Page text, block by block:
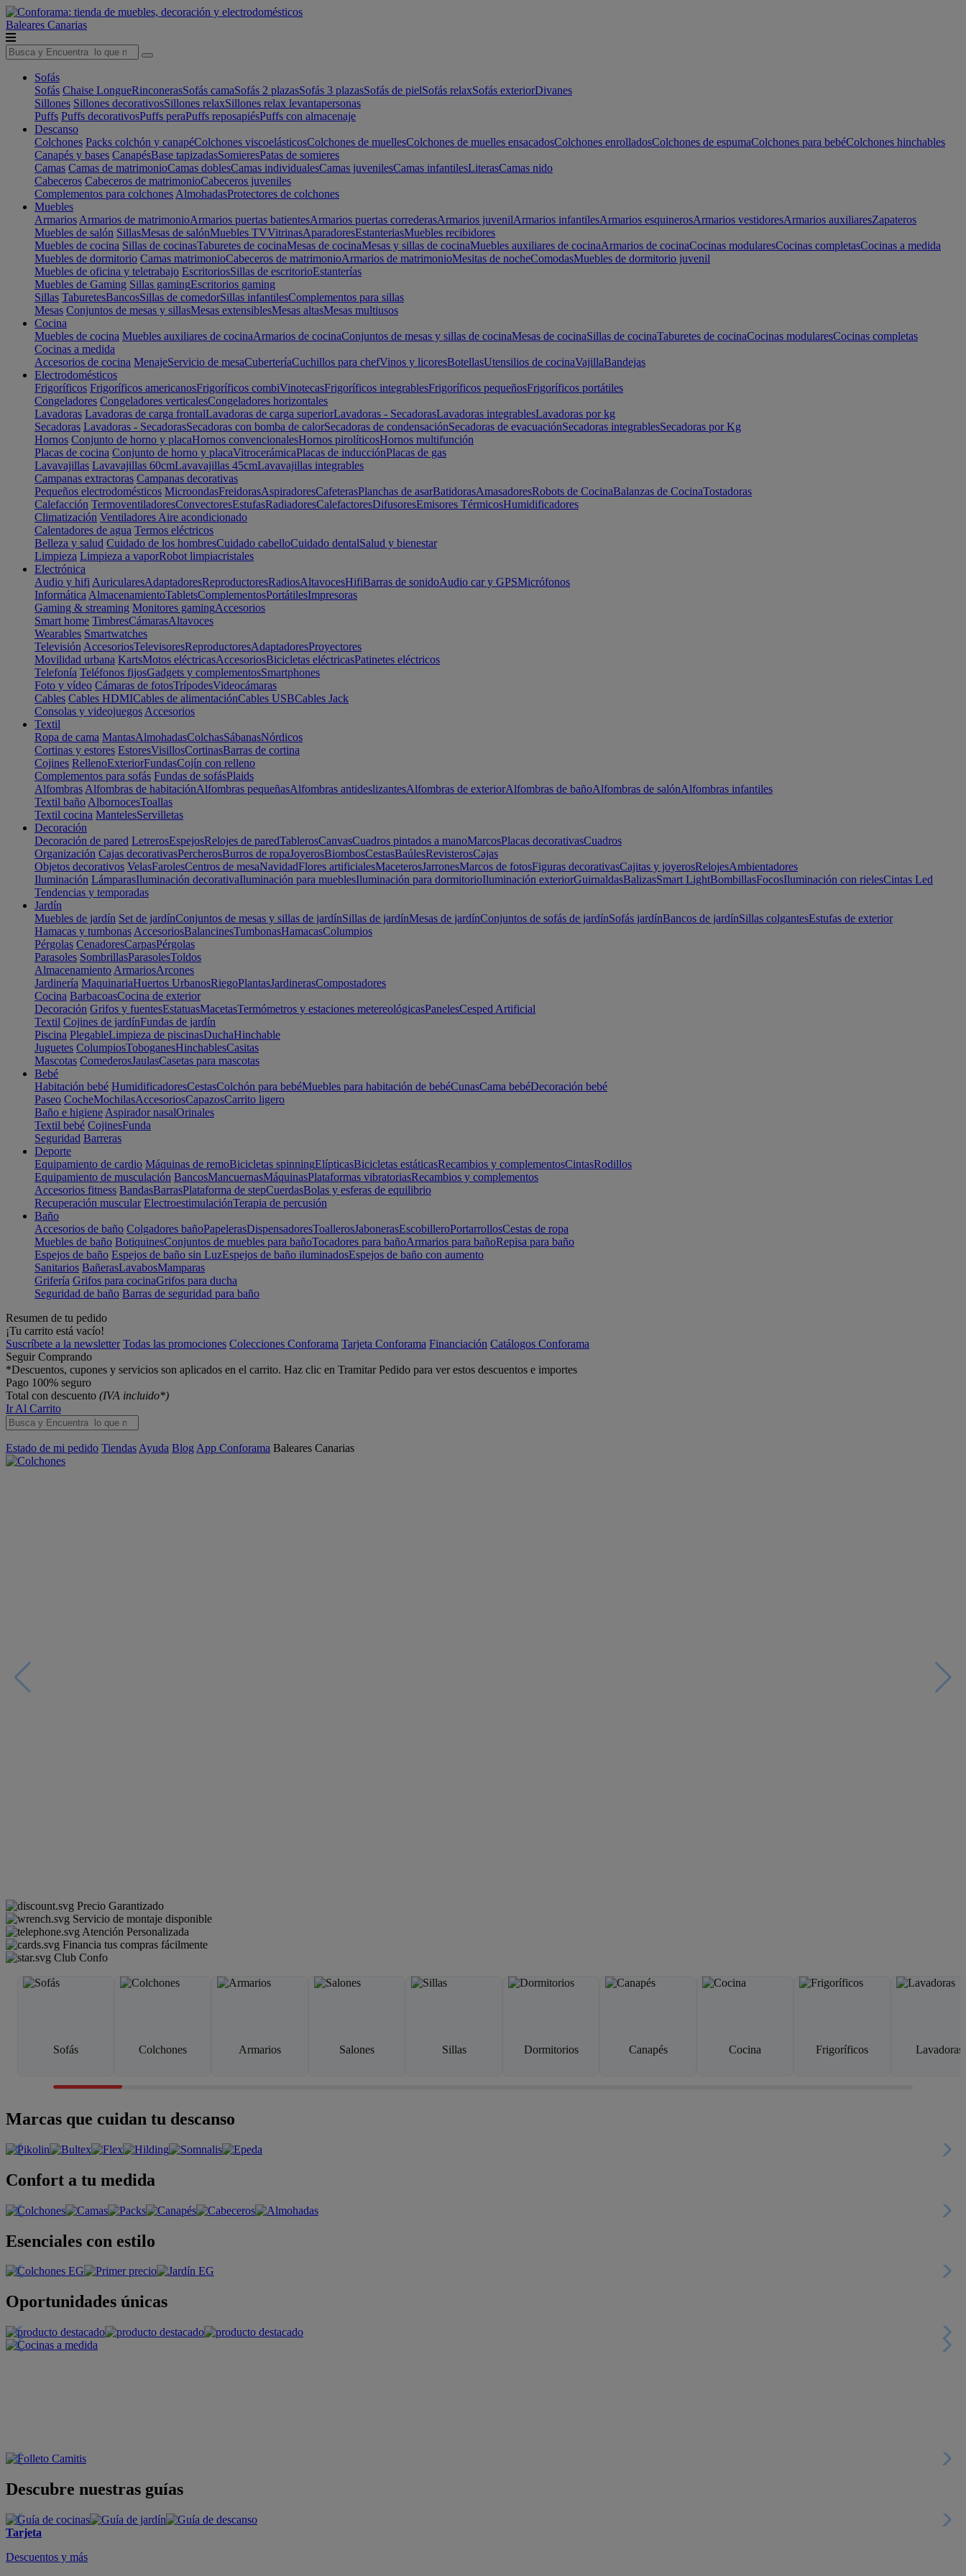
Baleares Canarias
Sofás
Sofás Chaise LongueRinconerasSofás camaSofás 2 plazasSofás 3 plazasSofás de pielSofás relaxSofás exteriorDivanes
Sillones Sillones decorativosSillones relaxSillones relax levantapersonas
Puffs Puffs decorativosPuffs peraPuffs reposapiésPuffs con almacenaje
Descanso
Colchones Packs colchón y canapéColchones viscoelásticosColchones de muellesColchones de muelles ensacadosColchones enrolladosColchones de espumaColchones para bebéColchones hinchables
Canapés y bases CanapésBase tapizadasSomieresPatas de somieres
Camas Camas de matrimonioCamas doblesCamas individualesCamas juvenilesCamas infantilesLiterasCamas nido
Cabeceros Cabeceros de matrimonioCabeceros juveniles
Complementos para colchones AlmohadasProtectores de colchones
Muebles
Armarios Armarios de matrimonioArmarios puertas batientesArmarios puertas correderasArmarios juvenilArmarios infantilesArmarios esquinerosArmarios vestidoresArmarios auxiliaresZapateros
Muebles de salón SillasMesas de salónMuebles TVVitrinasAparadoresEstanteriasMuebles recibidores
Muebles de cocina Sillas de cocinasTaburetes de cocinaMesas de cocinaMesas y sillas de cocinaMuebles auxiliares de cocinaArmarios de cocinaCocinas modularesCocinas completasCocinas a medida
Muebles de dormitorio Camas matrimonioCabeceros de matrimonioArmarios de matrimonioMesitas de nocheComodasMuebles de dormitorio juvenil
Muebles de oficina y teletrabajo EscritoriosSillas de escritorioEstanterías
Muebles de Gaming Sillas gamingEscritorios gaming
Sillas TaburetesBancosSillas de comedorSillas infantilesComplementos para sillas
Mesas Conjuntos de mesas y sillasMesas extensiblesMesas altasMesas multiusos
Cocina
Muebles de cocina Muebles auxiliares de cocinaArmarios de cocinaConjuntos de mesas y sillas de cocinaMesas de cocinaSillas de cocinaTaburetes de cocinaCocinas modularesCocinas completas
Cocinas a medida
Accesorios de cocina MenajeServicio de mesaCuberteríaCuchillos para chefVinos y licoresBotellasUtensilios de cocinaVajillaBandejas
Electrodomésticos
Frigoríficos Frigoríficos americanosFrigoríficos combiVinotecasFrigoríficos integrablesFrigoríficos pequeñosFrigoríficos portátiles
Congeladores Congeladores verticalesCongeladores horizontales
Lavadoras Lavadoras de carga frontalLavadoras de carga superiorLavadoras - SecadorasLavadoras integrablesLavadoras por kg
Secadoras Lavadoras - SecadorasSecadoras con bomba de calorSecadoras de condensaciónSecadoras de evacuaciónSecadoras integrablesSecadoras por Kg
Hornos Conjunto de horno y placaHornos convencionalesHornos pirolíticosHornos multifunción
Placas de cocina Conjunto de horno y placaVitrocerámicaPlacas de inducciónPlacas de gas
Lavavajillas Lavavajillas 60cmLavavajillas 45cmLavavajillas integrables
Campanas extractoras Campanas decorativas
Pequeños electrodomésticos MicroondasFreidorasAspiradoresCafeterasPlanchas de asarBatidorasAmasadoresRobots de CocinaBalanzas de CocinaTostadoras
Calefacción TermoventiladoresConvectoresEstufasRadiadoresCalefactoresDifusoresEmisores TérmicosHumidificadores
Climatización Ventiladores Aire acondicionado
Calentadores de agua Termos eléctricos
Belleza y salud Cuidado de los hombresCuidado cabelloCuidado dentalSalud y bienestar
Limpieza Limpieza a vaporRobot limpiacristales
Electrónica
Audio y hifi AuricularesAdaptadoresReproductoresRadiosAltavocesHifiBarras de sonidoAudio car y GPSMicrófonos
Informática AlmacenamientoTabletsComplementosPortátilesImpresoras
Gaming & streaming Monitores gamingAccesorios
Smart home TimbresCámarasAltavoces
Wearables Smartwatches
Televisión AccesoriosTelevisoresReproductoresAdaptadoresProyectores
Movilidad urbana KartsMotos eléctricasAccesoriosBicicletas eléctricasPatinetes eléctricos
Telefonía Teléfonos fijosGadgets y complementosSmartphones
Foto y vídeo Cámaras de fotosTrípodesVideocámaras
Cables Cables HDMICables de alimentaciónCables USBCables Jack
Consolas y videojuegos Accesorios
Textil
Ropa de cama MantasAlmohadasColchasSábanasNórdicos
Cortinas y estores EstoresVisillosCortinasBarras de cortina
Cojines RellenoExteriorFundasCojín con relleno
Complementos para sofás Fundas de sofásPlaids
Alfombras Alfombras de habitaciónAlfombras pequeñasAlfombras antideslizantesAlfombras de exteriorAlfombras de bañoAlfombras de salónAlfombras infantiles
Textil baño AlbornocesToallas
Textil cocina MantelesServilletas
Decoración
Decoración de pared LetrerosEspejosRelojes de paredTablerosCanvasCuadros pintados a manoMarcosPlacas decorativasCuadros
Organización Cajas decorativasPercherosBurros de ropaJoyerosBiombosCestasBaúlesRevisterosCajas
Objetos decorativos VelasFarolesCentros de mesaNavidadFlores artificialesMaceterosJarronesMarcos de fotosFiguras decorativasCajitas y joyerosRelojesAmbientadores
Iluminación LámparasIluminación decorativaIluminación para mueblesIluminación para dormitorioIluminación exteriorGuirnaldasBalizasSmart LightBombillasFocosIluminación con rielesCintas Led
Tendencias y temporadas
Jardín
Muebles de jardín Set de jardínConjuntos de mesas y sillas de jardínSillas de jardínMesas de jardínConjuntos de sofás de jardínSofás jardínBancos de jardínSillas colgantesEstufas de exterior
Hamacas y tumbonas AccesoriosBalancinesTumbonasHamacasColumpios
Pérgolas CenadoresCarpasPérgolas
Parasoles SombrillasParasolesToldos
Almacenamiento ArmariosArcones
Jardinería MaquinariaHuertos UrbanosRiegoPlantasJardinerasCompostadores
Cocina BarbacoasCocina de exterior
Decoración Grifos y fuentesEstatuasMacetasTermómetros y estaciones metereológicasPanelesCesped Artificial
Textil Cojines de jardínFundas de jardín
Piscina PlegableLimpieza de piscinasDuchaHinchable
Juguetes ColumpiosToboganesHinchablesCasitas
Mascotas ComederosJaulasCasetas para mascotas
Bebé
Habitación bebé HumidificadoresCestasColchón para bebéMuebles para habitación de bebéCunasCama bebéDecoración bebé
Paseo CocheMochilasAccesoriosCapazosCarrito ligero
Baño e higiene Aspirador nasalOrinales
Textil bebé CojinesFunda
Seguridad Barreras
Deporte
Equipamiento de cardio Máquinas de remoBicicletas spinningElípticasBicicletas estáticasRecambios y complementosCintasRodillos
Equipamiento de musculación BancosMancuernasMáquinasPlataformas vibratoriasRecambios y complementos
Accesorios fitness BandasBarrasPlataforma de stepCuerdasBolas y esferas de equilibrio
Recuperación muscular ElectroestimulaciónTerapia de percusión
Baño
Accesorios de baño Colgadores bañoPapelerasDispensadoresToallerosJabonerasEscobilleroPortarrollosCestas de ropa
Muebles de baño BotiquinesConjuntos de muebles para bañoTocadores para bañoArmarios para bañoRepisa para baño
Espejos de baño Espejos de baño sin LuzEspejos de baño iluminadosEspejos de baño con aumento
Sanitarios BañerasLavabosMamparas
Grifería Grifos para cocinaGrifos para ducha
Seguridad de baño Barras de seguridad para baño
Resumen de tu pedido
¡Tu carrito está vacío!
Suscríbete a la newsletter Todas las promociones Colecciones Conforama Tarjeta Conforama Financiación Catálogos Conforama
Seguir Comprando
*Descuentos, cupones y servicios son aplicados en el carrito. Haz clic en Tramitar Pedido para ver estos descuentos e importes
Pago 100% seguro
Total con descuento (IVA incluido*)
Ir Al Carrito
Estado de mi pedido Tiendas Ayuda Blog App Conforama Baleares Canarias
Precio Garantizado
Servicio de montaje disponible
Atención Personalizada
Financia tus compras fácilmente
Club Confo
Sofás Colchones Armarios Salones Sillas Dormitorios Canapés Cocina Frigoríficos Lavadoras
Marcas que cuidan tu descanso
Confort a tu medida
Esenciales con estilo
Oportunidades únicas
Descubre nuestras guías
Tarjeta
Descuentos y más